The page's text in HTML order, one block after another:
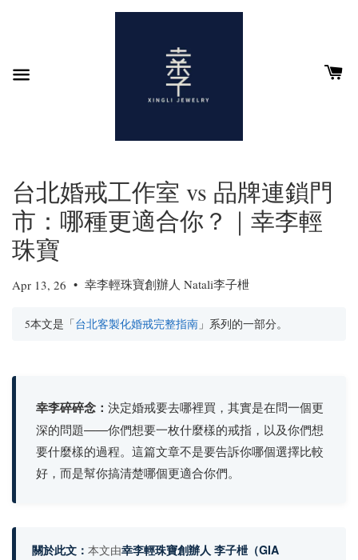
台北婚戒工作室 vs 品牌連鎖門
市：哪種更適合你？｜幸李輕
珠寶
Apr 13, 26 • 幸李輕珠寶創辦人 Natali李子枻
5本文是「台北客製化婚戒完整指南 」系列的一部分。
幸李碎碎念： 決定婚戒要去哪裡買，其實是在問一個更
深的問題——你們想要一枚什麼樣的戒指，以及你們想
要什麼樣的過程。這篇文章不是要告訴你哪個選擇比較
好，而是幫你搞清楚哪個更適合你們。
關於此文： 本文由幸李輕珠寶創辦人 李子枻（GIA